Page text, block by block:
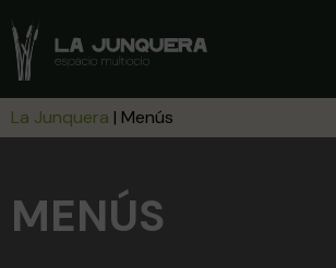
contenido
La Junquera | Menús
MENÚS